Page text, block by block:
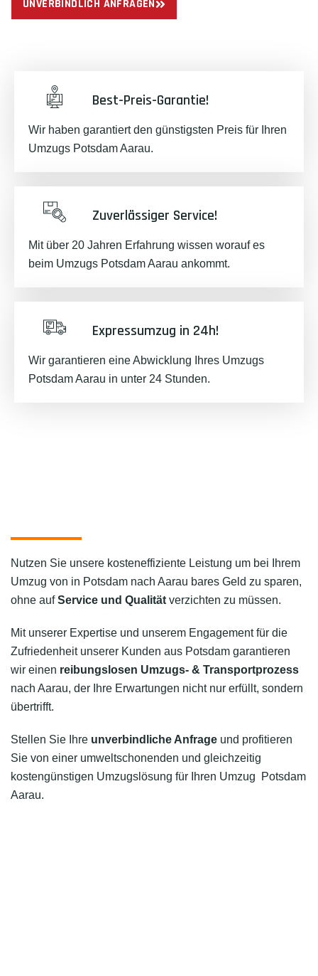
UNVERBINDLICH ANFRAGEN
Best-Preis-Garantie!
Wir haben garantiert den günstigsten Preis für Ihren
Umzugs Potsdam Aarau.
Zuverlässiger Service!
Mit über 20 Jahren Erfahrung wissen worauf es
beim Umzugs Potsdam Aarau ankommt.
Expressumzug in 24h!
Wir garantieren eine Abwicklung Ihres Umzugs
Potsdam Aarau in unter 24 Stunden.
Nutzen Sie unsere kosteneffiziente Leistung um bei Ihrem
Umzug von in Potsdam nach Aarau bares Geld zu sparen,
ohne aufService und Qualität verzichten zu müssen.
Mit unserer Expertise und unserem Engagement für die
Zufriedenheit unserer Kunden aus Potsdam garantieren
wir einen reibungslosen Umzugs- & Transportprozess
nach Aarau, der Ihre Erwartungen nicht nur erfüllt, sondern
übertrifft.
Stellen Sie Ihre unverbindliche Anfrage und profitieren
Sie von einer umweltschonenden und gleichzeitig
kostengünstigen Umzugslösung für Ihren Umzug Potsdam
Aarau.